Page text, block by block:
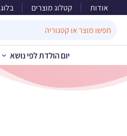
אודות קטלוג מוצרים בלוג
for:
יום הולדת לפי נושא